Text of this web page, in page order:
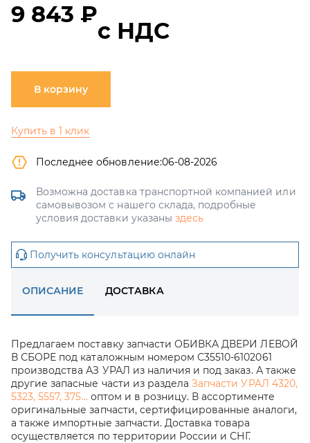
9 843 ₽
с НДС
В корзину
Купить в 1 клик
Последнее обновление:06-08-2026
Возможна доставка транспортной компанией или
самовывозом с нашего склада, подробные
условия доставки указаны здесь
Получить консультацию онлайн
ОПИСАНИЕ ДОСТАВКА
Предлагаем поставку запчасти ОБИВКА ДВЕРИ ЛЕВОЙ
В СБОРЕ под каталожным номером С35510-6102061
производства АЗ УРАЛ из наличия и под заказ. А также
другие запасные части из разделаЗапчасти УРАЛ 4320,
5323, 5557, 375... оптом и в розницу. В ассортименте
оригинальные запчасти, сертифицированные аналоги,
а также импортные запчасти. Доставка товара
осуществляется по территории России и СНГ.